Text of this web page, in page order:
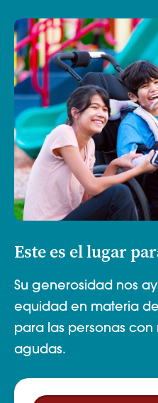
Este es el lugar
Su generosidad nos
equidad en materia
para las personas
agudas.